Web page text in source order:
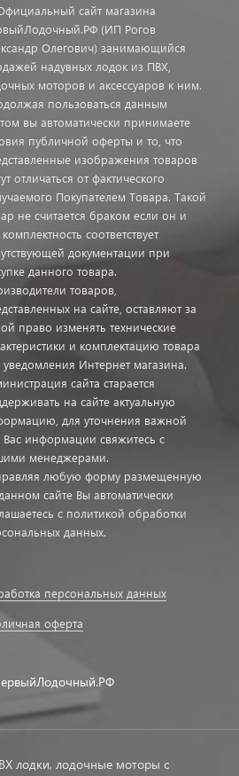
сайт магазина
(ИП Рогов
Олегович) занимающийся
надувных лодок из ПВХ,
моторов и аксессуаров к ним.
пользоваться данным
вы автоматически принимаете
публичной оферты и то, что
изображения товаров
отличаться от фактического
Покупателем Товара. Такой
не считается браком если он и
соответствует
документации при
данного товара.
товаров,
на сайте, оставляют за
право изменять технические
и комплектацию товара
уведомления Интернет магазина.
сайта старается
на сайте актуальную
для уточнения важной
Вас информации свяжитесь с
менеджерами.
любую форму размещенную
сайте Вы автоматически
с политикой обработки
данных.
персональных данных
оферта
лодки, лодочные моторы с